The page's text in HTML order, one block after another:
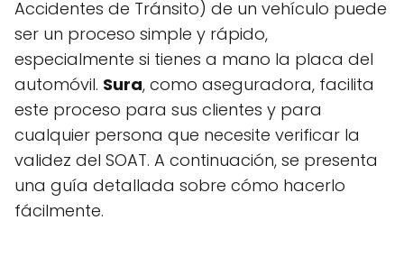
Accidentes de Tránsito) de un vehículo puede
ser un proceso simple y rápido,
especialmente si tienes a mano la placa del
automóvil. Sura, como aseguradora, facilita
este proceso para sus clientes y para
cualquier persona que necesite verificar la
validez del SOAT. A continuación, se presenta
una guía detallada sobre cómo hacerlo
fácilmente.